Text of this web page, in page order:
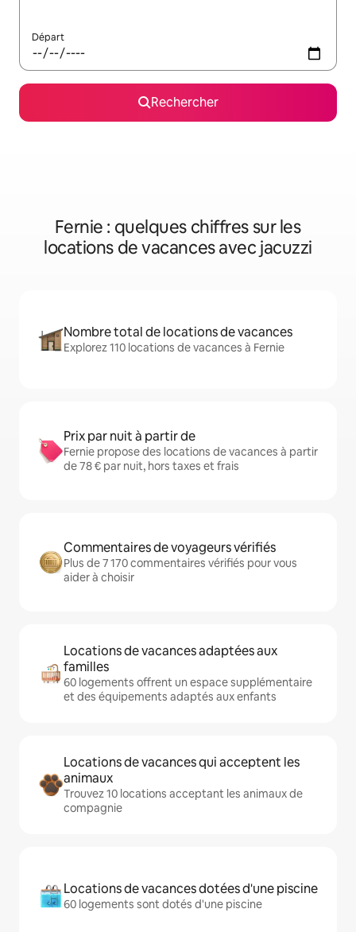
Départ
Rechercher
Fernie : quelques chiffres sur les
locations de vacances avec jacuzzi
Nombre total de locations de vacances
Explorez 110 locations de vacances à Fernie
Prix par nuit à partir de
Fernie propose des locations de vacances à partir
de 78 € par nuit, hors taxes et frais
Commentaires de voyageurs vérifiés
Plus de 7 170 commentaires vérifiés pour vous
aider à choisir
Locations de vacances adaptées aux
familles
60 logements offrent un espace supplémentaire
et des équipements adaptés aux enfants
Locations de vacances qui acceptent les
animaux
Trouvez 10 locations acceptant les animaux de
compagnie
Locations de vacances dotées d'une piscine
60 logements sont dotés d'une piscine